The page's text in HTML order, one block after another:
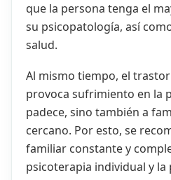
que la persona tenga el
su psicopatología, así
salud.
Al mismo tiempo, el
provoca sufrimiento en la
padece, sino también a
cercano. Por esto, se
familiar constante y
psicoterapia individual y la